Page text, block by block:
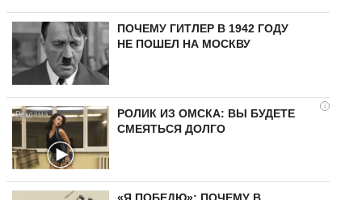
ПОЧЕМУ ГИТЛЕР В 1942 ГОДУ
НЕ ПОШЕЛ НА МОСКВУ
i
РОЛИК ИЗ ОМСКА: ВЫ БУДЕТЕ
СМЕЯТЬСЯ ДОЛГО